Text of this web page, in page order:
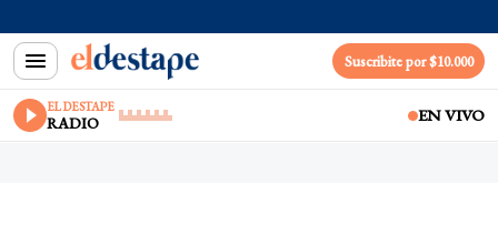
Suscribite por $10.000
EL DESTAPE
RADIO EN VIVO